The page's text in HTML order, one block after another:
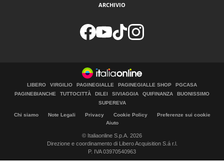
ARCHIVIO
LIBERO VIRGILIO PAGINEGIALLE PAGINEGIALLE SHOP
PGCASA
PAGINEBIANCHE
TUTTOCITTÀ DILEI SIVIAGGIA QUIFINANZA
BUONISSIMO
SUPEREVA
Chi siamo Note Legali Privacy Cookie Policy
Preferenze sui cookie
Aiuto
© Italiaonline S.p.A. 2026
Direzione e coordinamento di Libero Acquisition S.á r.l.
P. IVA 03970540963